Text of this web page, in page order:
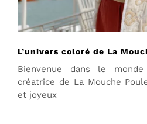
L’univers coloré de La
Bienvenue dans le
créatrice de La Mouche
et joyeux